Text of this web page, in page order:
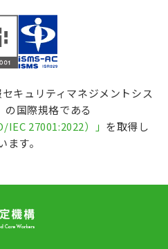
キュリティマネジメントシス
国際規格である
IEC 27001:2022）」 を取得し
ます。